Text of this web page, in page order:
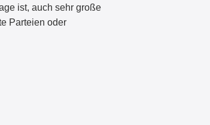
ist, auch sehr große
Parteien oder